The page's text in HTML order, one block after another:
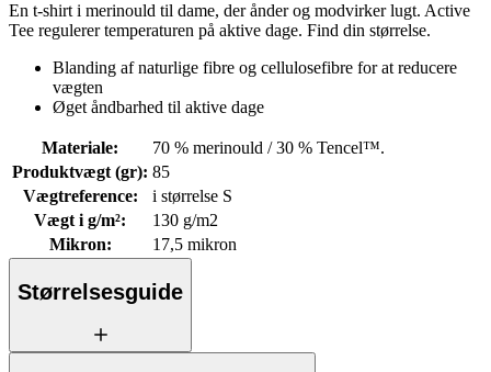
En t-shirt i merinould til dame, der ånder og modvirker lugt. Active
Tee regulerer temperaturen på aktive dage. Find din størrelse.
Blanding af naturlige fibre og cellulosefibre for at reducere
vægten
Øget åndbarhed til aktive dage
Materiale:
70 % merinould / 30 % Tencel™.
Produktvægt (gr): 85
Vægtreference:
i størrelse S
Vægt i g/m²:
130 g/m2
Mikron: 17,5 mikron
Størrelsesguide